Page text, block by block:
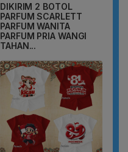
DIKIRIM 2 BOTOL
PARFUM SCARLETT
PARFUM WANITA
PARFUM PRIA WANGI
TAHAN...